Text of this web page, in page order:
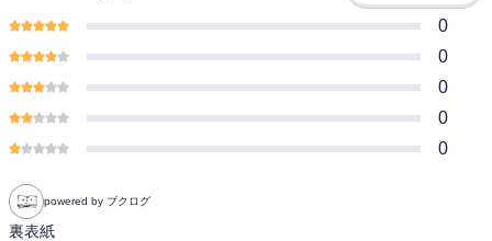
0
0
0
0
0
powered by ブクログ
裏表紙